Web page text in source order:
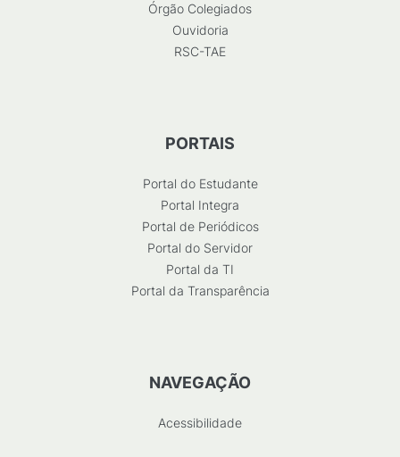
Órgão Colegiados
Ouvidoria
RSC-TAE
PORTAIS
Portal do Estudante
Portal Integra
Portal de Periódicos
Portal do Servidor
Portal da TI
Portal da Transparência
NAVEGAÇÃO
Acessibilidade